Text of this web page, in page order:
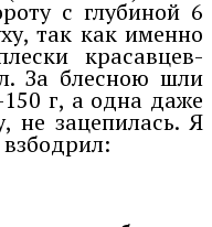
с глубиной 6
так как именно
красавцев-
За блесною шли
г, а одна даже
не зацепилась. Я